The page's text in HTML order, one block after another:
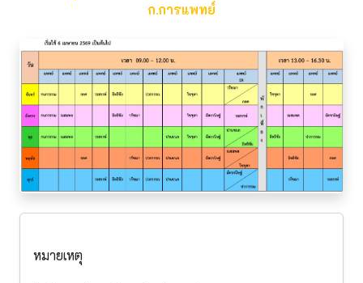
ก.การแพทย์
หมายเหตุ